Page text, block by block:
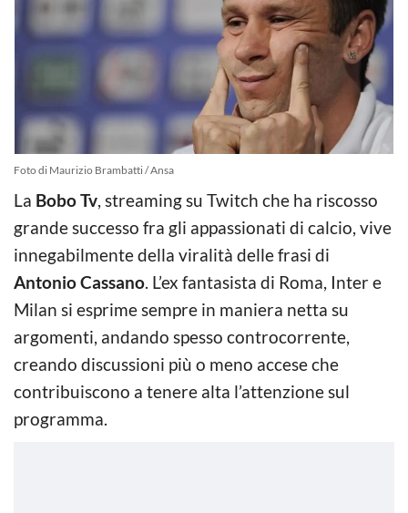
Foto di Maurizio Brambatti / Ansa
La Bobo Tv, streaming su Twitch che ha riscosso
grande successo fra gli appassionati di calcio, vive
innegabilmente della viralità delle frasi di
Antonio Cassano. L’ex fantasista di Roma, Inter e
Milan si esprime sempre in maniera netta su
argomenti, andando spesso controcorrente,
creando discussioni più o meno accese che
contribuiscono a tenere alta l’attenzione sul
programma.